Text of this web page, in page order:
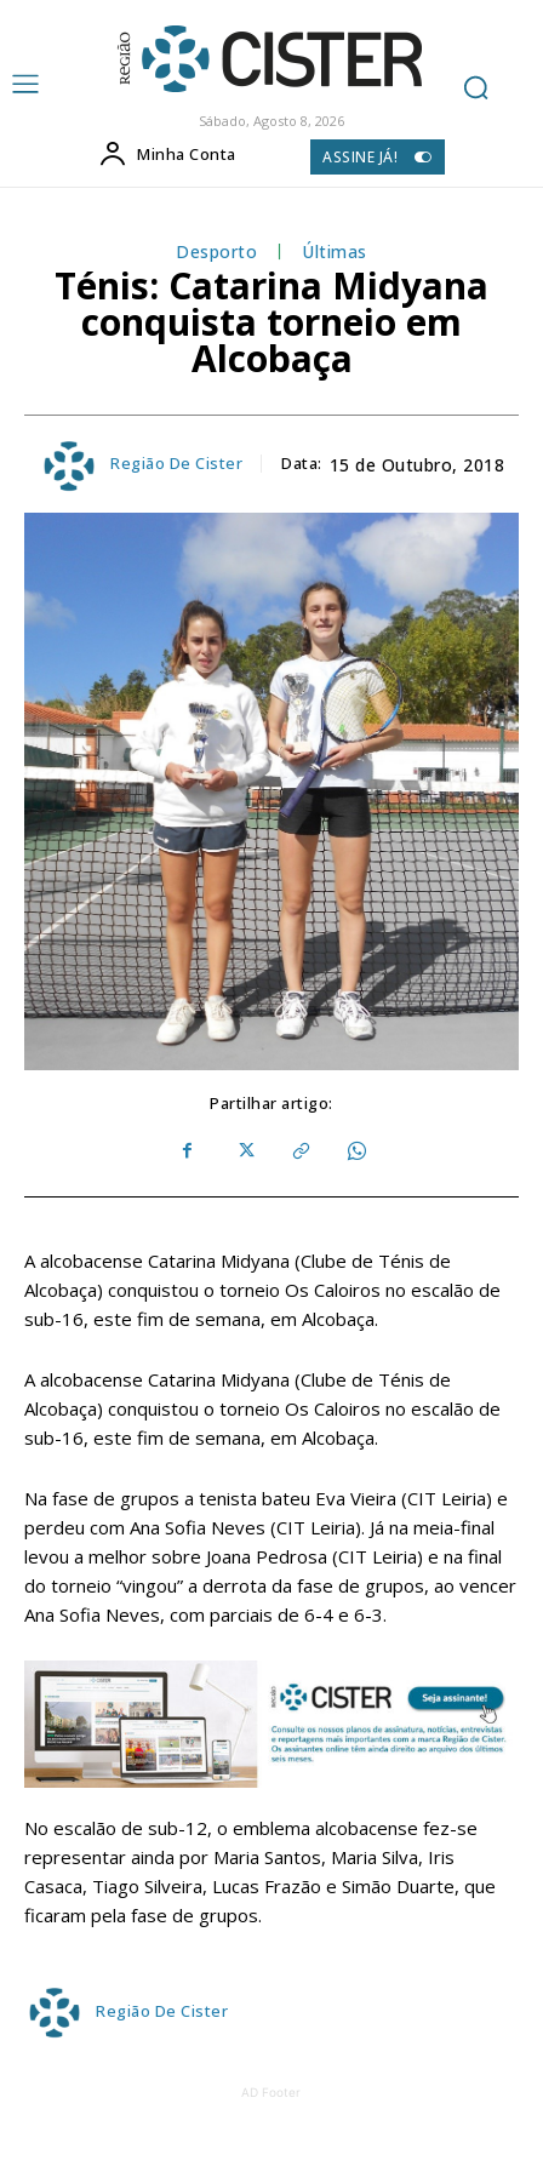
Sábado, Agosto 8, 2026
Minha Conta ASSINE JÁ!
Desporto Últimas
Ténis: Catarina Midyana
conquista torneio em
Alcobaça
Região De Cister Data: 15 de Outubro, 2018
Partilhar artigo:
A alcobacense Catarina Midyana (Clube de Ténis de
Alcobaça) conquistou o torneio Os Caloiros no escalão de
sub-16, este fim de semana, em Alcobaça.
A alcobacense Catarina Midyana (Clube de Ténis de
Alcobaça) conquistou o torneio Os Caloiros no escalão de
sub-16, este fim de semana, em Alcobaça.
Na fase de grupos a tenista bateu Eva Vieira (CIT Leiria) e
perdeu com Ana Sofia Neves (CIT Leiria). Já na meia-final
levou a melhor sobre Joana Pedrosa (CIT Leiria) e na final
do torneio “vingou” a derrota da fase de grupos, ao vencer
Ana Sofia Neves, com parciais de 6-4 e 6-3.
No escalão de sub-12, o emblema alcobacense fez-se
representar ainda por Maria Santos, Maria Silva, Iris
Casaca, Tiago Silveira, Lucas Frazão e Simão Duarte, que
ficaram pela fase de grupos.
Região De Cister
AD Footer